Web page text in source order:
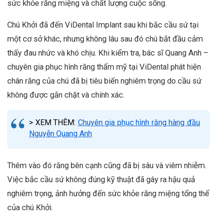
sức khỏe răng miệng và chất lượng cuộc sống.
Chú Khởi đã đến ViDental Implant sau khi bắc cầu sứ tại
một cơ sở khác, nhưng không lâu sau đó chú bắt đầu cảm
thấy đau nhức và khó chịu. Khi kiểm tra, bác sĩ Quang Anh –
chuyên gia phục hình răng thẩm mỹ tại ViDental phát hiện
chân răng của chú đã bị tiêu biến nghiêm trọng do cầu sứ
không được gắn chặt và chính xác.
> XEM THÊM: Chuyên gia phục hình răng hàng đầu
Nguyễn Quang Anh
Thêm vào đó răng bên cạnh cũng đã bị sâu và viêm nhiễm.
Việc bắc cầu sứ không đúng kỹ thuật đã gây ra hậu quả
nghiêm trọng, ảnh hưởng đến sức khỏe răng miệng tổng thể
của chú Khởi.